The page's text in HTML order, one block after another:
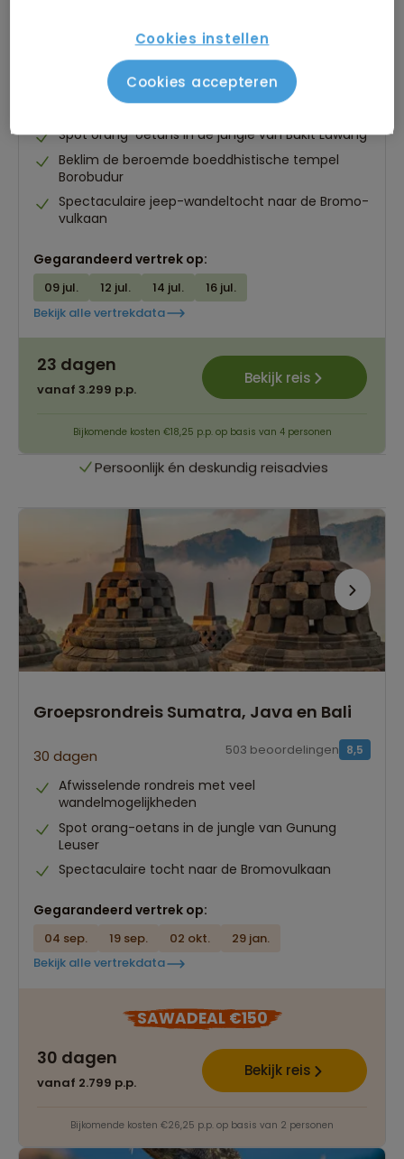
Familiereis Sumatra, Java en Bali
168 beoordelingen
Spot orang-oetans in de jungle van Bukit Lawang
Beklim de beroemde boeddhistische tempel
Borobudur
Spectaculaire jeep-wandeltocht naar de Bromo-
vulkaan
Gegarandeerd vertrek op:
09 jul. 12 jul. 14 jul.
16 jul.
Bekijk alle vertrekdata
23 dagen
vanaf 3.299 p.p.
Bekijk reis
Bijkomende kosten €18,25 p.p. op basis van 4 personen
Best beoordeelde reisroutes
Het grootste reisaanbod
Persoonlijk én deskundig reisadvies
Best beoordeelde reisroutes
Het grootste reisaanbod
Persoonlijk én deskundig reisadvies
Best beoordeelde reisroutes
Groepsrondreis Sumatra, Java en Bali
30 dagen 8,5
503 beoordelingen
Afwisselende rondreis met veel
wandelmogelijkheden
Spot orang-oetans in de jungle van Gunung
Leuser
Spectaculaire tocht naar de Bromovulkaan
Gegarandeerd vertrek op:
04 sep. 19 sep. 02 okt.
29 jan.
Bekijk alle vertrekdata
SAWADEAL €150
30 dagen
vanaf 2.799 p.p.
Bekijk reis
Bijkomende kosten €26,25 p.p. op basis van 2 personen
Cookies instellen
Cookies accepteren